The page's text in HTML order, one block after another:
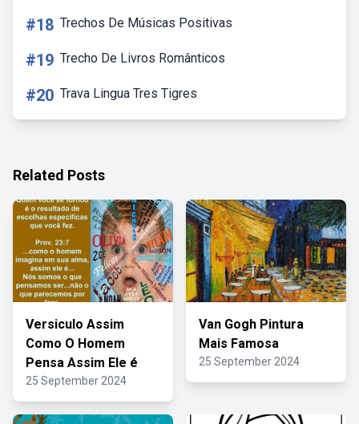
#18 Trechos De Músicas Positivas
#19 Trecho De Livros Românticos
#20 Trava Lingua Tres Tigres
Related Posts
Versiculo Assim
Como O Homem
Pensa Assim Ele é
25 September 2024
Van Gogh Pintura
Mais Famosa
25 September 2024